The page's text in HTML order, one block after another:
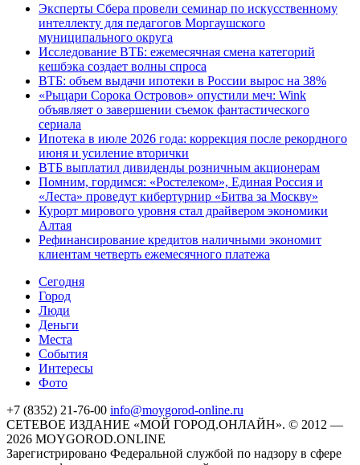
Эксперты Сбера провели семинар по искусственному
интеллекту для педагогов Моргаушского
муниципального округа
Исследование ВТБ: ежемесячная смена категорий
кешбэка создает волны спроса
ВТБ: объем выдачи ипотеки в России вырос на 38%
«Рыцари Сорока Островов» опустили меч: Wink
объявляет о завершении съемок фантастического
сериала
Ипотека в июле 2026 года: коррекция после рекордного
июня и усиление вторички
ВТБ выплатил дивиденды розничным акционерам
Помним, гордимся: «Ростелеком», Единая Россия и
«Леста» проведут кибертурнир «Битва за Москву»
Курорт мирового уровня стал драйвером экономики
Алтая
Рефинансирование кредитов наличными экономит
клиентам четверть ежемесячного платежа
Cегодня
Город
Люди
Деньги
Места
События
Интересы
Фото
+7 (8352) 21-76-00 info@moygorod-online.ru
СЕТЕВОЕ ИЗДАНИЕ «МОЙ ГОРОД.ОНЛАЙН». © 2012 —
2026 MOYGOROD.ONLINE
Зарегистрировано Федеральной службой по надзору в сфере